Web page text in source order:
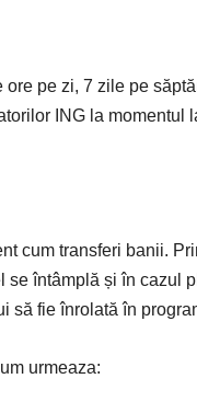
ore pe zi, 7 zile pe
ING la momentul
cum transferi banii.
se întâmplă și în cazul
să fie înrolată în
urmeaza: